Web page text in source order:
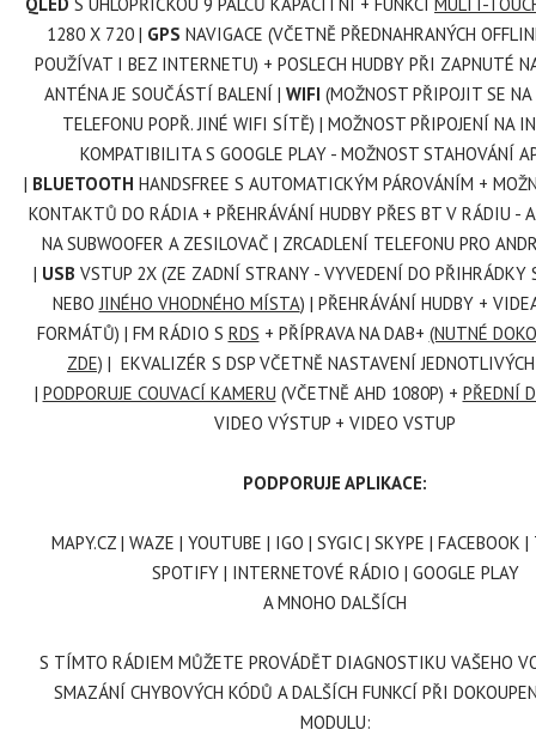
1280 X 720 | GPS NAVIGACE (VČETNĚ PŘEDNAHRANÝCH
POUŽÍVAT I BEZ INTERNETU) + POSLECH HUDBY PŘI ZAPNUTÉ
ANTÉNA JE SOUČÁSTÍ BALENÍ | WIFI (MOŽNOST PŘIPOJIT SE
TELEFONU POPŘ. JINÉ WIFI SÍTĚ) | MOŽNOST PŘIPOJENÍ NA
KOMPATIBILITA S GOOGLE PLAY - MOŽNOST STAHOVÁNÍ
| BLUETOOTH HANDSFREE S AUTOMATICKÝM PÁROVÁNÍM +
KONTAKTŮ DO RÁDIA + PŘEHRÁVÁNÍ HUDBY PŘES BT V RÁDIU -
NA SUBWOOFER A ZESILOVAČ | ZRCADLENÍ TELEFONU PRO
| USB VSTUP 2X (ZE ZADNÍ STRANY - VYVEDENÍ DO PŘIHRÁDKY
NEBO JINÉHO VHODNÉHO MÍSTA) | PŘEHRÁVÁNÍ HUDBY +
FORMÁTŮ) | FM RÁDIO S RDS + PŘÍPRAVA NA DAB+ (NUTNÉ
ZDE) | EKVALIZÉR S DSP VČETNĚ NASTAVENÍ
| PODPORUJE COUVACÍ KAMERU (VČETNĚ AHD 1080P) + PŘEDNÍ
VIDEO VÝSTUP + VIDEO VSTUP
PODPORUJE APLIKACE:
MAPY.CZ | WAZE | YOUTUBE | IGO | SYGIC | SKYPE | FACEBOOK
SPOTIFY | INTERNETOVÉ RÁDIO | GOOGLE PLAY
A MNOHO DALŠÍCH
S TÍMTO RÁDIEM MŮŽETE PROVÁDĚT DIAGNOSTIKU VAŠEHO
SMAZÁNÍ CHYBOVÝCH KÓDŮ A DALŠÍCH FUNKCÍ PŘI
MODULU: